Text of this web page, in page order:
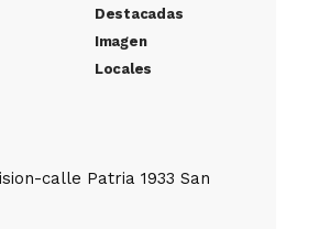
Destacadas
Imagen
Locales
calle Patria 1933 San